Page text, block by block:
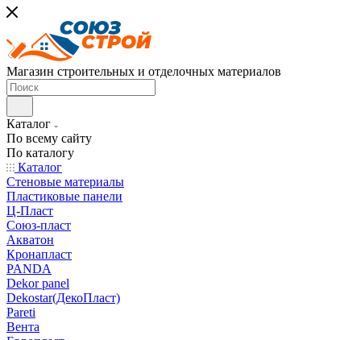
Магазин строительных и отделочных материалов
Каталог
По всему сайту
По каталогу
Каталог
Стеновые материалы
Пластиковые панели
Ц-Пласт
Союз-пласт
Акватон
Кронапласт
PANDA
Dekor panel
Dekostar(ДекоПласт)
Pareti
Вента